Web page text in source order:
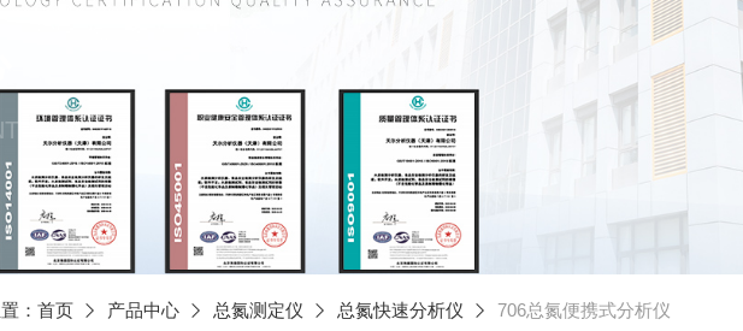
： 首页 产品中心 总氮测定仪 总氮快速分析仪 706总氮便携式分析仪